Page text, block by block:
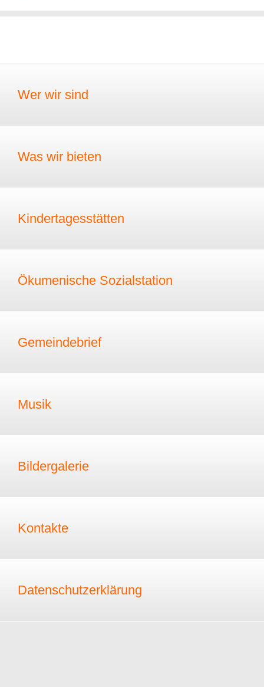
Wer wir sind
Was wir bieten
Kindertagesstätten
Ökumenische Sozialstation
Gemeindebrief
Musik
Bildergalerie
Kontakte
Datenschutzerklärung